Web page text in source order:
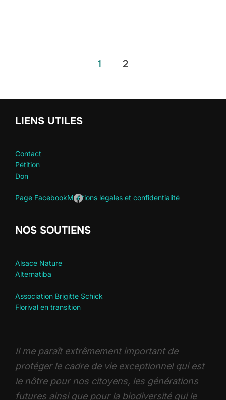
1 2
LIENS UTILES
Contact
Pétition
Don
Page FacebookMentions légales et confidentialité
NOS SOUTIENS
Alsace Nature
Alternatiba
Association Brigitte Schick
Florival en transition
Il me paraît extrêmement important de
protéger le cadre de vie exceptionnel qui est
le nôtre pour nos citoyens, les générations
futures ainsi que pour la biodiversité qui le